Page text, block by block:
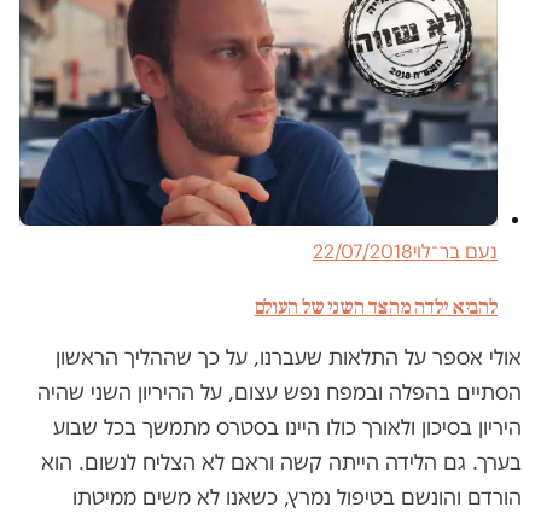
נעם בר־לוי22/07/2018
להביא ילדה מהצד השני של העולם
אולי אספר על התלאות שעברנו, על כך שההליך הראשון
הסתיים בהפלה ובמפח נפש עצום, על ההיריון השני שהיה
היריון בסיכון ולאורך כולו היינו בסטרס מתמשך בכל שבוע
בערך. גם הלידה הייתה קשה וראם לא הצליח לנשום. הוא
הורדם והונשם בטיפול נמרץ, כשאנו לא משים ממיטתו